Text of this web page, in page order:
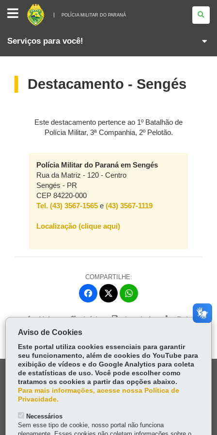
POLÍCIA
MILITAR
DO
PARANÁ
POLÍCIA MILITAR DO PARANÁ
Serviços para você!
Destacamento - Sengés
Este destacamento pertence ao 1º Batalhão de
Polícia Militar, 3ª Companhia, 2º Pelotão.
Polícia Militar do Paraná em Sengés
Rua da Matriz - 120 - Centro
Sengés - PR
CEP 84220-000
Tel. (43) 3567-1565 e (43) 3567-1119
Localização (clique aqui)
COMPARTILHE:
Fa
ce
bo
ts
Voltar Início Imprimir Baixar
DENUNCIE CORRUPÇÃO
TRANSPARÊNCIA INSTITUCIONAL
Aviso de Cookies
Este portal utiliza cookies essenciais para garantir
seu funcionamento, além de cookies do YouTube para
exibição de vídeos e do Google Analytics para coleta
de estatísticas de uso. Você pode escolher como
tratamos os cookies a partir das opções abaixo.
Para mais informações, acesse nossa Política de
Privacidade.
Necessários
Sem esse tipo de cookie, nosso portal não funciona